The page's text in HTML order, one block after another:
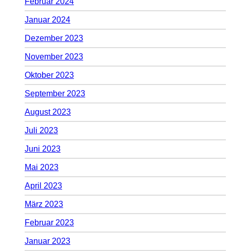
Januar 2024
Dezember 2023
November 2023
Oktober 2023
September 2023
August 2023
Juli 2023
Juni 2023
Mai 2023
April 2023
März 2023
Februar 2023
Januar 2023